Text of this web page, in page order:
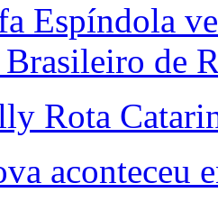
Espíndola
Brasileiro de
Rota
aconteceu